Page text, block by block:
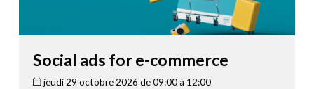
Social ads for e-commerce
jeudi 29 octobre 2026 de 09:00 à 12:00
AccountRechercher